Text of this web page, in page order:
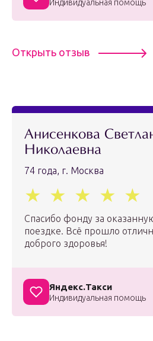
Индивидуальная помощь
Открыть отзыв
Анисенкова
Николаевна
74 года, г. Москва
Спасибо фонду за
поездке. Всё прошло
доброго здоровья!
Яндекс.Такси
Индивидуальная помощь